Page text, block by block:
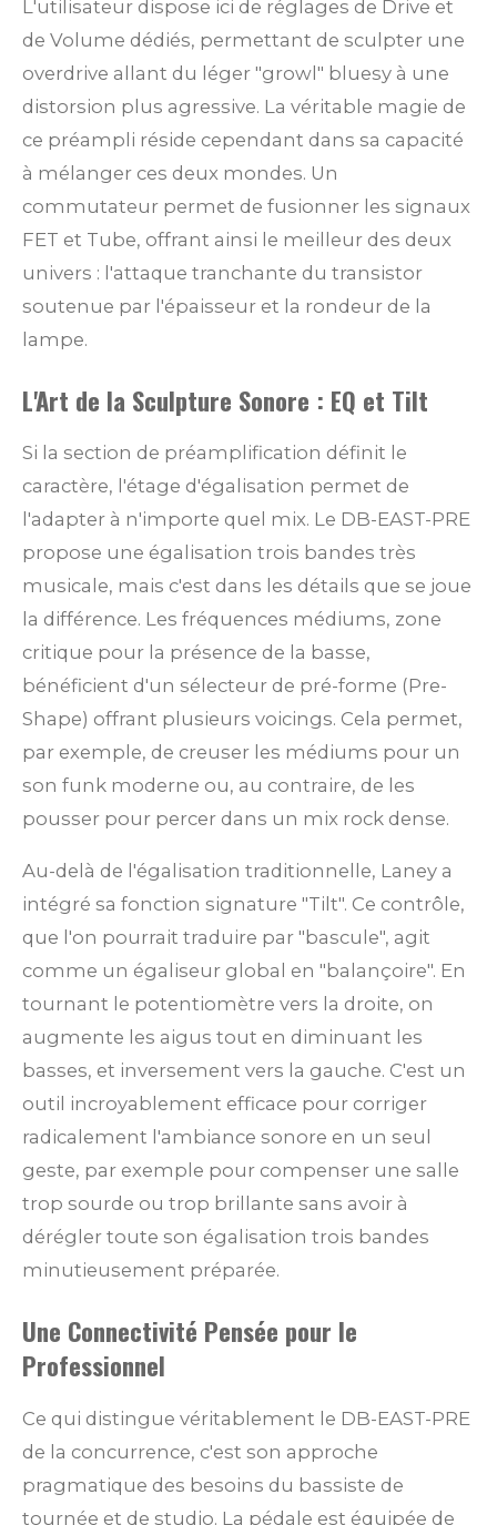
L'utilisateur dispose ici de réglages de Drive et
de Volume dédiés, permettant de sculpter une
overdrive allant du léger "growl" bluesy à une
distorsion plus agressive. La véritable magie de
ce préampli réside cependant dans sa capacité
à mélanger ces deux mondes. Un
commutateur permet de fusionner les signaux
FET et Tube, offrant ainsi le meilleur des deux
univers : l'attaque tranchante du transistor
soutenue par l'épaisseur et la rondeur de la
lampe.
L'Art de la Sculpture Sonore : EQ et Tilt
Si la section de préamplification définit le
caractère, l'étage d'égalisation permet de
l'adapter à n'importe quel mix. Le DB-EAST-PRE
propose une égalisation trois bandes très
musicale, mais c'est dans les détails que se joue
la différence. Les fréquences médiums, zone
critique pour la présence de la basse,
bénéficient d'un sélecteur de pré-forme (Pre-
Shape) offrant plusieurs voicings. Cela permet,
par exemple, de creuser les médiums pour un
son funk moderne ou, au contraire, de les
pousser pour percer dans un mix rock dense.
Au-delà de l'égalisation traditionnelle, Laney a
intégré sa fonction signature "Tilt". Ce contrôle,
que l'on pourrait traduire par "bascule", agit
comme un égaliseur global en "balançoire". En
tournant le potentiomètre vers la droite, on
augmente les aigus tout en diminuant les
basses, et inversement vers la gauche. C'est un
outil incroyablement efficace pour corriger
radicalement l'ambiance sonore en un seul
geste, par exemple pour compenser une salle
trop sourde ou trop brillante sans avoir à
dérégler toute son égalisation trois bandes
minutieusement préparée.
Une Connectivité Pensée pour le
Professionnel
Ce qui distingue véritablement le DB-EAST-PRE
de la concurrence, c'est son approche
pragmatique des besoins du bassiste de
tournée et de studio. La pédale est équipée de